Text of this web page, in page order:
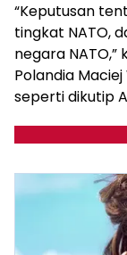
“Keputusan
tingkat NATO,
negara
Polandia
seperti dikutip